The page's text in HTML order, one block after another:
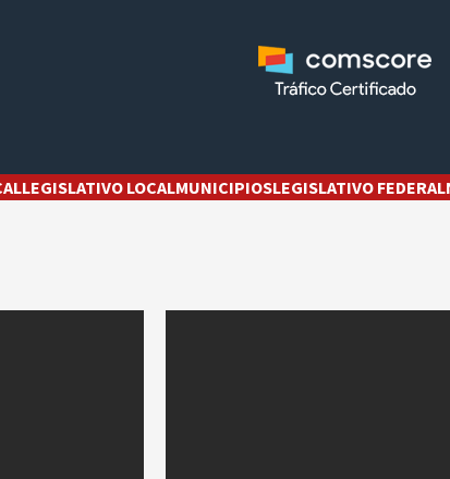
LEGISLATIVO LOCALMUNICIPIOSLEGISLATIVO FEDERAL